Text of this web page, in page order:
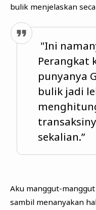
bulik menjelaskan
"Ini
Perangkat
punyanya
bulik jadi
sekalian.”
Aku manggut-
sambil menanyakan